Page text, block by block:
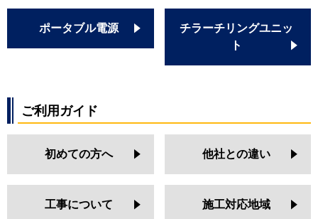
ポータブル電源
チラーチリングユニッ
ト
ご利用ガイド
初めての方へ 他社との違い
工事について 施工対応地域